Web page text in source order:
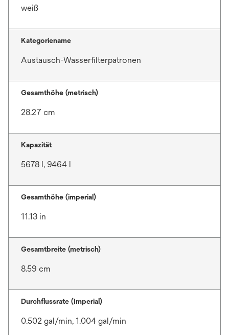
weiß
Kategoriename
Austausch-Wasserfilterpatronen
Gesamthöhe (metrisch)
28.27 cm
Kapazität
5678 l, 9464 l
Gesamthöhe (imperial)
11.13 in
Gesamtbreite (metrisch)
8.59 cm
Durchflussrate (Imperial)
0.502 gal/min, 1.004 gal/min